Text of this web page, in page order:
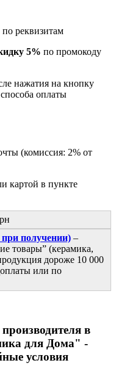
реквизитам
5% по промокоду
нажатия на кнопку
оплаты
(комиссия: 2% от
картой в пункте
получении) –
товары” (керамика,
дороже 10 000
или по